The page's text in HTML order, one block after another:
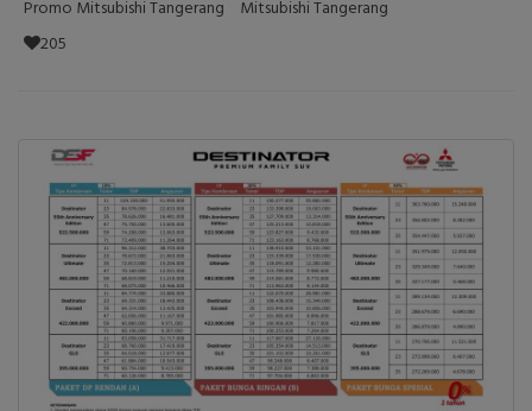
Promo Mitsubishi Tangerang
Mitsubishi Tangerang
205